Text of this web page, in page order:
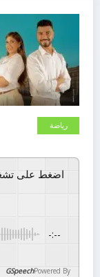
رياضة
اضغط على
-:--
Powered By
GSpeech